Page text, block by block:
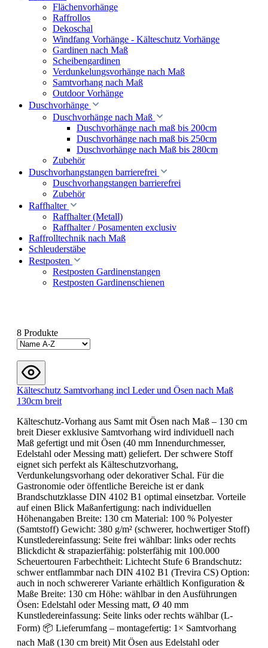
Flächenvorhänge
Raffrollos
Dekoschal
Windfang Vorhänge - Kälteschutz Vorhänge
Gardinen nach Maß
Scheibengardinen
Verdunkelungsvorhänge nach Maß
Samtvorhang nach Maß
Outdoor Vorhänge
Duschvorhänge
Duschvorhänge nach Maß
Duschvorhänge nach maß bis 200cm
Duschvorhänge nach maß bis 250cm
Duschvorhänge nach Maß bis 280cm
Zubehör
Duschvorhangstangen barrierefrei
Duschvorhangstangen barrierefrei
Zubehör
Raffhalter
Raffhalter (Metall)
Raffhalter / Posamenten exclusiv
Raffrolltechnik nach Maß
Schleuderstäbe
Restposten
Restposten Gardinenstangen
Restposten Gardinenschienen
8 Produkte
Kälteschutz Samtvorhang incl Leder und Ösen nach Maß
130cm breit
Kälteschutz-Vorhang aus Samt mit Ösen nach Maß – 130 cm
breit Dieser exklusive Samtvorhang wird individuell nach
Maß gefertigt und mit Ösen (40 mm Innendurchmesser,
Edelstahl oder Messing matt) geliefert. Der schwere Stoff
eignet sich perfekt als Kälteschutzvorhang,
Verdunkelungsvorhang oder dekorativer Schal. Für die
Gastronomie oder öffentliche Bereiche ist er dank
Brandschutzklasse DIN 4102 B1 optimal einsetzbar. Vorteile
auf einen Blick Maßanfertigung: nach individuellen
Höhenangaben Breite: 130 cm Material: 100 % Polyester
(Samtstoff) Gewicht: 380 g/m² (schwerer, hochwertiger Stoff)
Kunstledereinfassung: Seite frei wählbar: links oder rechts
Blickdicht & strapazierfähig: polsterfähig mit 100.000
Scheuertouren Farbechtheit: Lichtecht Stufe 6 Brandschutz:
schwer entflammbar nach DIN 4102 B1 (Trevira CS) Option:
auch in noch schwererer Variante erhältlich Konfiguration &
Maße Breite: 130 cm Höhe: wählbar in den Ausführungen
Ösen: Edelstahl oder Messing matt, Ø 40 mm
Kunstledereinfassung: Seite links oder rechts wählbar (L-
Form) 📦 Lieferumfang – montagefertig: 1× Samtvorhang
nach Maß (130 cm breit) Mit Ösen aus Edelstahl oder